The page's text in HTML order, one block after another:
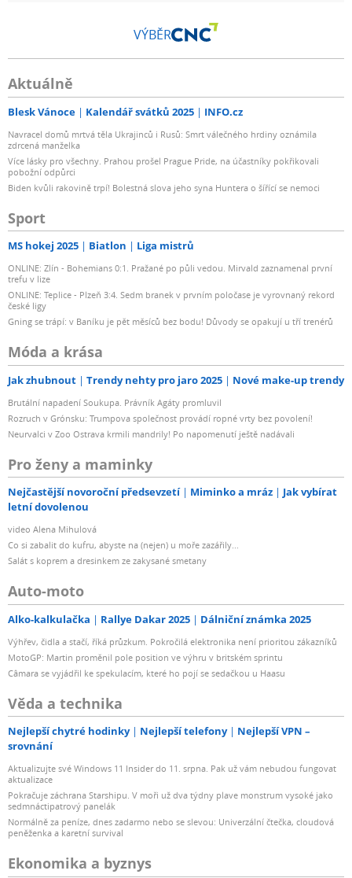
VÝBĚR
Aktuálně
Blesk Vánoce Kalendář svátků 2025 INFO.cz
Navracel domů mrtvá těla Ukrajinců i Rusů: Smrt válečného hrdiny oznámila
zdrcená manželka
Více lásky pro všechny. Prahou prošel Prague Pride, na účastníky pokřikovali
pobožní odpůrci
Biden kvůli rakovině trpí! Bolestná slova jeho syna Huntera o šířící se nemoci
Sport
MS hokej 2025 Biatlon Liga mistrů
ONLINE: Zlín - Bohemians 0:1. Pražané po půli vedou. Mirvald zaznamenal první
trefu v lize
ONLINE: Teplice - Plzeň 3:4. Sedm branek v prvním poločase je vyrovnaný rekord
české ligy
Gning se trápí: v Baníku je pět měsíců bez bodu! Důvody se opakují u tří trenérů
Móda a krása
Jak zhubnout Trendy nehty pro jaro 2025 Nové make-up trendy
Brutální napadení Soukupa. Právník Agáty promluvil
Rozruch v Grónsku: Trumpova společnost provádí ropné vrty bez povolení!
Neurvalci v Zoo Ostrava krmili mandrily! Po napomenutí ještě nadávali
Pro ženy a maminky
Nejčastější novoroční předsevzetí Miminko a mráz
Jak vybírat
letní dovolenou
video Alena Mihulová
Co si zabalit do kufru, abyste na (nejen) u moře zazářily...
Salát s koprem a dresinkem ze zakysané smetany
Auto-moto
Alko-kalkulačka Rallye Dakar 2025 Dálniční známka 2025
Výhřev, čidla a stačí, říká průzkum. Pokročilá elektronika není prioritou zákazníků
MotoGP: Martin proměnil pole position ve výhru v britském sprintu
Câmara se vyjádřil ke spekulacím, které ho pojí se sedačkou u Haasu
Věda a technika
Nejlepší chytré hodinky Nejlepší telefony
Nejlepší VPN –
srovnání
Aktualizujte své Windows 11 Insider do 11. srpna. Pak už vám nebudou fungovat
aktualizace
Pokračuje záchrana Starshipu. V moři už dva týdny plave monstrum vysoké jako
sedmnáctipatrový panelák
Normálně za peníze, dnes zadarmo nebo se slevou: Univerzální čtečka, cloudová
peněženka a karetní survival
Ekonomika a byznys